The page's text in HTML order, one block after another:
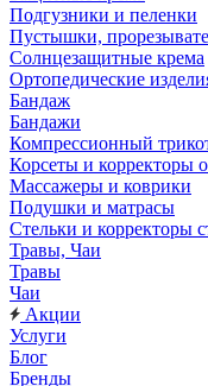
Подгузники и пеленки
Пустышки,
Солнцезащитные крема
Ортопедические
Бандаж
Бандажи
Компрессионный
Корсеты и корректоры
Массажеры и коврики
Подушки и матрасы
Стельки и корректоры
Травы, Чаи
Травы
Чаи
Акции
Услуги
Блог
Бренды